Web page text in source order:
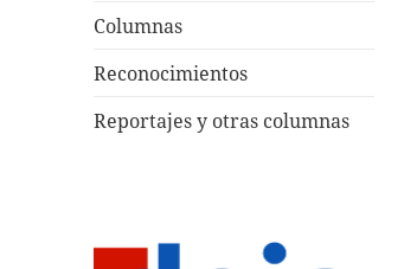
Columnas
Reconocimientos
Reportajes y otras columnas